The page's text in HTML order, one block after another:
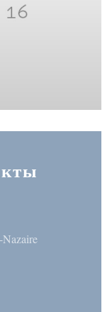
((открывается
((открывается в